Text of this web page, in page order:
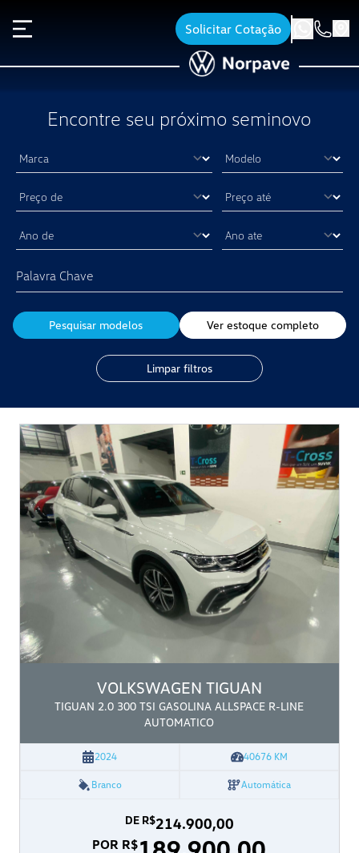
Solicitar Cotação
Encontre seu próximo seminovo
Pesquisar modelos Ver estoque completo
Limpar filtros
VOLKSWAGEN TIGUAN
TIGUAN 2.0 300 TSI GASOLINA ALLSPACE R-LINE
AUTOMATICO
2024 40676KM
Branco Automática
DE R$214.900,00
POR R$